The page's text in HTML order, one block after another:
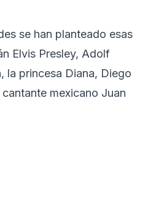
se han planteado esas
Elvis Presley, Adolf
la princesa Diana, Diego
mexicano Juan